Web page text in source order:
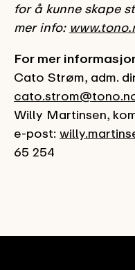
for å kunne skape
mer info:
For mer
Cato Strøm, adm.
Willy Martinsen,
e-post:
65 254